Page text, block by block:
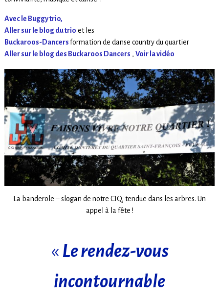
Avec le Buggy trio,
Aller sur le blog du trio et les
Buckaroos-Dancersformation de danse country du quartier
Aller sur le blog des Buckaroos Dancers , Voir la vidéo
La banderole – slogan de notre CIQ, tendue dans les arbres. Un
appel à la fête !
« Le rendez-vous
incontournable